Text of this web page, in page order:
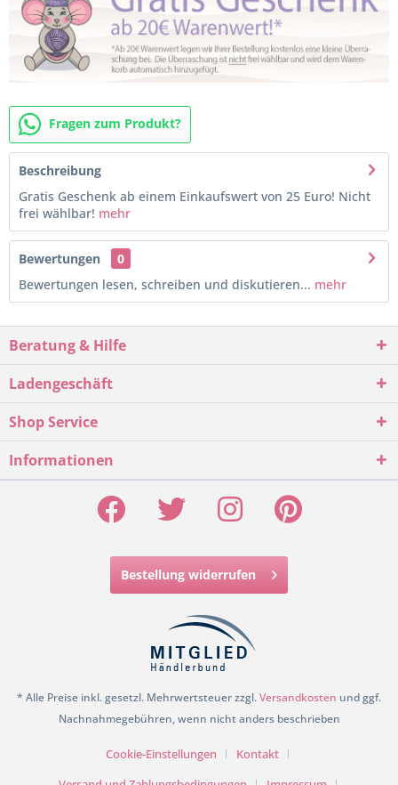
Fragen zum Produkt?
Beschreibung
Gratis Geschenk ab einem Einkaufswert von 25 Euro! Nicht
frei wählbar! mehr
Bewertungen
0
Bewertungen lesen, schreiben und diskutieren... mehr
Beratung & Hilfe
Ladengeschäft
Shop Service
Informationen
Bestellung widerrufen
* Alle Preise inkl. gesetzl. Mehrwertsteuer zzgl.Versandkosten und ggf.
Nachnahmegebühren, wenn nicht anders beschrieben
Cookie-Einstellungen
Kontakt